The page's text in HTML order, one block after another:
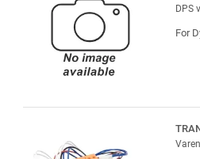
DPS
For